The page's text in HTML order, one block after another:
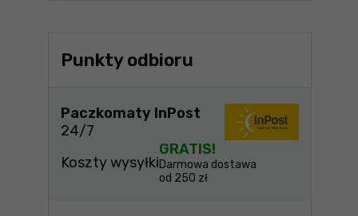
Punkty odbioru
Paczkomaty InPost
24/7
Koszty wysyłki
GRATIS!
Darmowa dostawa
od 250 zł